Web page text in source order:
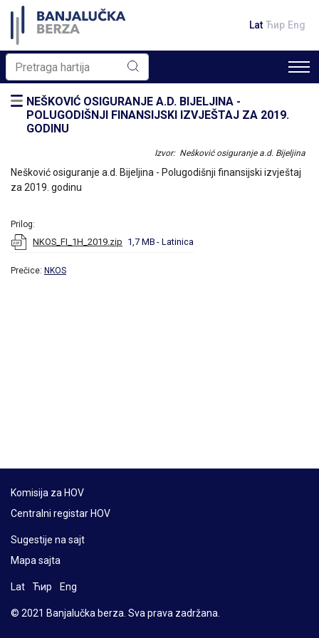
Lat Ћир Eng
NEŠKOVIĆ OSIGURANJE A.D. BIJELJINA -
POLUGODIŠNJI FINANSIJSKI IZVJEŠTAJ ZA 2019.
GODINU
Izvor: Nešković osiguranje a.d. Bijeljina
Nešković osiguranje a.d. Bijeljina - Polugodišnji finansijski izvještaj
za 2019. godinu
Prilog:
NKOS_FI_1H_2019.zip 1,7 MB - Latinica
Prečice: NKOS
Komisija za HOV
Centralni registar HOV
Sugestije na sajt
Mapa sajta
Lat Ћир Eng
© 2021 Banjalučka berza. Sva prava zadržana.